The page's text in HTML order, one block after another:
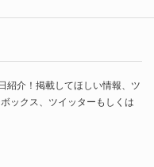
紹介！掲載してほしい情報、ツ
ックス、ツイッターもしくは